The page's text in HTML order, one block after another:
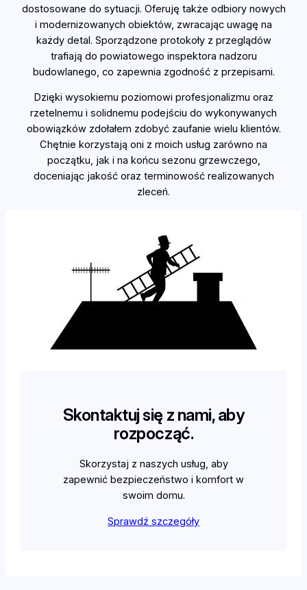
dostosowane do sytuacji. Oferuję także odbiory nowych
i modernizowanych obiektów, zwracając uwagę na
każdy detal. Sporządzone protokoły z przeglądów
trafiają do powiatowego inspektora nadzoru
budowlanego, co zapewnia zgodność z przepisami.
Dzięki wysokiemu poziomowi profesjonalizmu oraz
rzetelnemu i solidnemu podejściu do wykonywanych
obowiązków zdołałem zdobyć zaufanie wielu klientów.
Chętnie korzystają oni z moich usług zarówno na
początku, jak i na końcu sezonu grzewczego,
doceniając jakość oraz terminowość realizowanych
zleceń.
Skontaktuj się z nami, aby
rozpocząć.
Skorzystaj z naszych usług, aby
zapewnić bezpieczeństwo i komfort w
swoim domu.
Sprawdź szczegóły